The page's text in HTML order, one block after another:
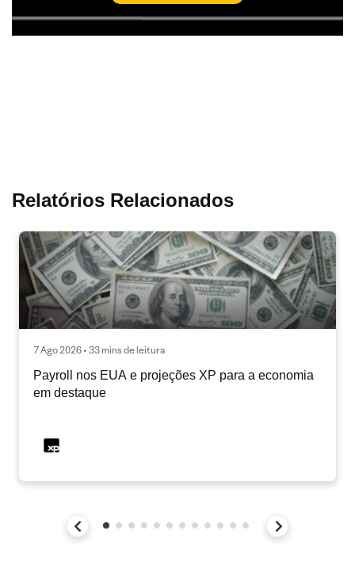
Relatórios Relacionados
7 Ago 2026 • 33 mins de leitura
Payroll nos EUA e projeções XP para a economia
em destaque